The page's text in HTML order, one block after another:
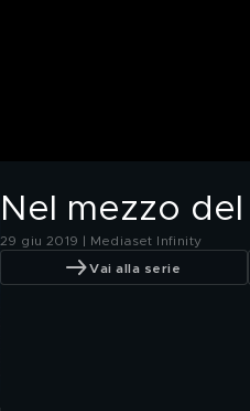
Nel mezzo
29 giu 2019 | Mediaset Infinity
Vai alla serie